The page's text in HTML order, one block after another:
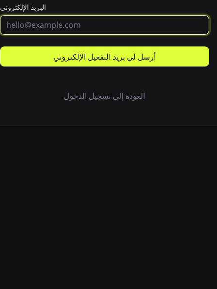
البريد الإلكتروني
أرسل لي بريد التفعيل الإلكتروني
العودة إلى تسجيل الدخول